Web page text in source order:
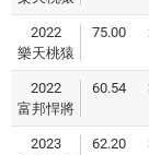
2022
樂天桃猿
75.00
2022
富邦悍將
60.54
2023
62.20